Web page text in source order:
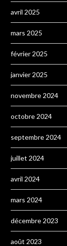
avril 2025
mars 2025
février 2025
janvier 2025
novembre 2024
octobre 2024
septembre 2024
juillet 2024
avril 2024
mars 2024
décembre 2023
août 2023